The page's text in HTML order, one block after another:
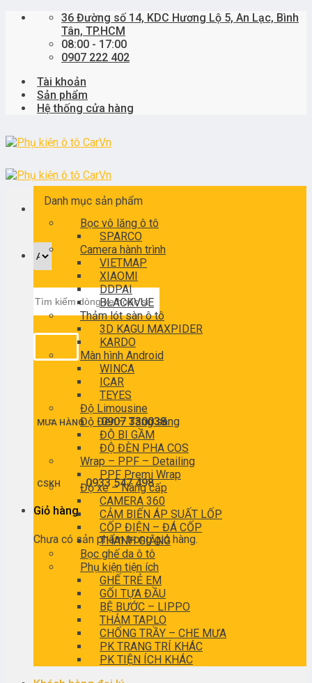
Skip
36 Đường số 14, KDC Hương Lộ 5, An Lạc, Bình
Tân, TP.HCM
08:00 - 17:00
0907 222 402
Tài khoản
Sản phẩm
Hệ thống cửa hàng
kiếm:
MUA HÀNG0907 330038
CSKH0933 547 498
Giỏ hàng
Chưa có sản phẩm trong giỏ hàng.
Danh mục sản phẩm
Bọc vô lăng ô tô
SPARCO
Camera hành trình
VIETMAP
XIAOMI
DDPAI
BLACKVUE
Thảm lót sàn ô tô
3D KAGU MAXPIDER
KARDO
Màn hình Android
WINCA
ICAR
TEYES
Độ Limousine
Độ Đèn – Tăng sáng
ĐỘ BI GẦM
ĐỘ ĐÈN PHA COS
Wrap – PPF – Detailing
PPF Premi Wrap
Độ xe – Nâng cấp
CAMERA 360
CẢM BIẾN ÁP SUẤT LỐP
CỐP ĐIỆN – ĐÁ CỐP
THANH GIẰNG
Bọc ghế da ô tô
Phụ kiện tiện ích
GHẾ TRẺ EM
GỐI TỰA ĐẦU
BỆ BƯỚC – LIPPO
THẢM TAPLO
CHỐNG TRẦY – CHE MƯA
PK TRANG TRÍ KHÁC
PK TIỆN ÍCH KHÁC